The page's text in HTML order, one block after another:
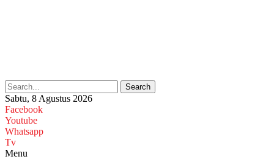
Search
Sabtu, 8 Agustus 2026
Facebook
Youtube
Whatsapp
Tv
Menu